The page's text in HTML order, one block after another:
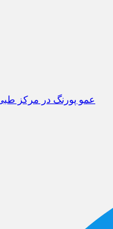
عمو پورنگ در مرکز